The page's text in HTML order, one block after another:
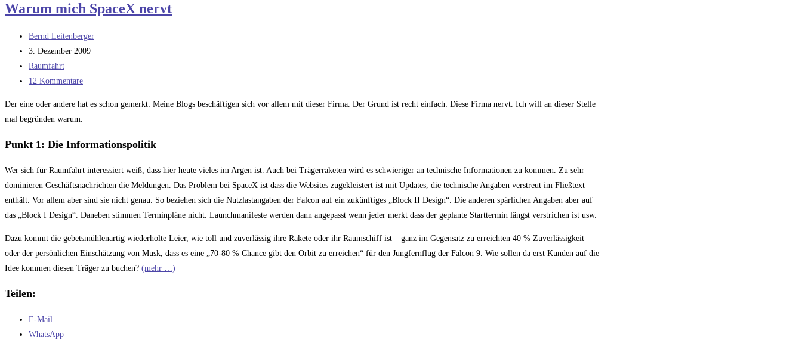
Warum mich SpaceX nervt
Beitrags-
Autor:
Bernd Leitenberger
Beitrag
veröffentlicht:
3. Dezember 2009
Beitrags-
Kategorie:
Raumfahrt
Beitrags-
12 Kommentare
Der eine oder andere hat es schon gemerkt: Meine Blogs beschäftigen sich vor allem mit dieser Firma. Der Grund ist recht einfach: Diese Firma nervt. Ich will an dieser Stelle
mal begründen warum.
Punkt 1: Die Informationspolitik
Wer sich für Raumfahrt interessiert weiß, dass hier heute vieles im Argen ist. Auch bei Trägerraketen wird es schwieriger an technische Informationen zu kommen. Zu sehr
dominieren Geschäftsnachrichten die Meldungen. Das Problem bei SpaceX ist dass die Websites zugekleistert ist mit Updates, die technische Angaben verstreut im Fließtext
enthält. Vor allem aber sind sie nicht genau. So beziehen sich die Nutzlastangaben der Falcon auf ein zukünftiges „Block II Design“. Die anderen spärlichen Angaben aber auf
das „Block I Design“. Daneben stimmen Terminpläne nicht. Launchmanifeste werden dann angepasst wenn jeder merkt dass der geplante Starttermin längst verstrichen ist usw.
Dazu kommt die gebetsmühlenartig wiederholte Leier, wie toll und zuverlässig ihre Rakete oder ihr Raumschiff ist – ganz im Gegensatz zu erreichten 40 % Zuverlässigkeit
oder der persönlichen Einschätzung von Musk, dass es eine „70-80 % Chance gibt den Orbit zu erreichen“ für den Jungfernflug der Falcon 9. Wie sollen da erst Kunden auf die
Idee kommen diesen Träger zu buchen? (mehr …)
Teilen:
E-Mail
WhatsApp